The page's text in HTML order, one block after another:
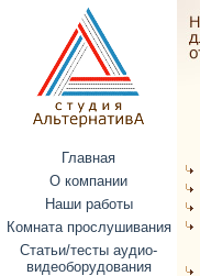
Главная
О компании
Наши работы
Комната прослушивания
Статьи/тесты аудио-
видеоборудования